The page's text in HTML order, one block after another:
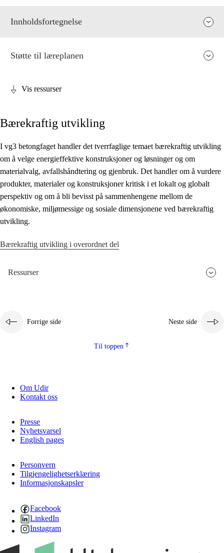
Innholdsfortegnelse
Kjerneelementer
Tverrfaglige temaer
Grunnleggende ferdigheter
Støtte til læreplanen
Vis ressurser
Bærekraftig utvikling
I vg3 betongfaget handler det tverrfaglige temaet bærekraftig utvikling
om å velge energieffektive konstruksjoner og løsninger og om
materialvalg, avfallshåndtering og gjenbruk. Det handler om å vurdere
produkter, materialer og konstruksjoner kritisk i et lokalt og globalt
perspektiv og om å bli bevisst på sammenhengene mellom de
økonomiske, miljømessige og sosiale dimensjonene ved bærekraftig
utvikling.
Bærekraftig utvikling i overordnet del
Ressurser
Forrige side Neste side
Til toppen
Om Udir
Kontakt oss
Presse
Nyhetsvarsel
English pages
Personvern
Tilgjengelighetserklæring
Informasjonskapsler
Facebook
LinkedIn
Instagram